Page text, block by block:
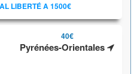
LIBERTÉ A 1500€
40€
Pyrénées-Orientales